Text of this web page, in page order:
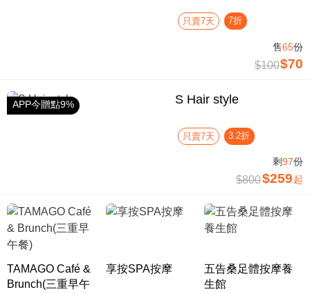
只賣7天 7折
售65份
$100$70
APP今贈點9% S Hair style
只賣7天 3.2折
剩97份
$800$259 起
TAMAGO Café &
Brunch(三重早午
享按SPA按摩
五告桑足體按摩養
生館